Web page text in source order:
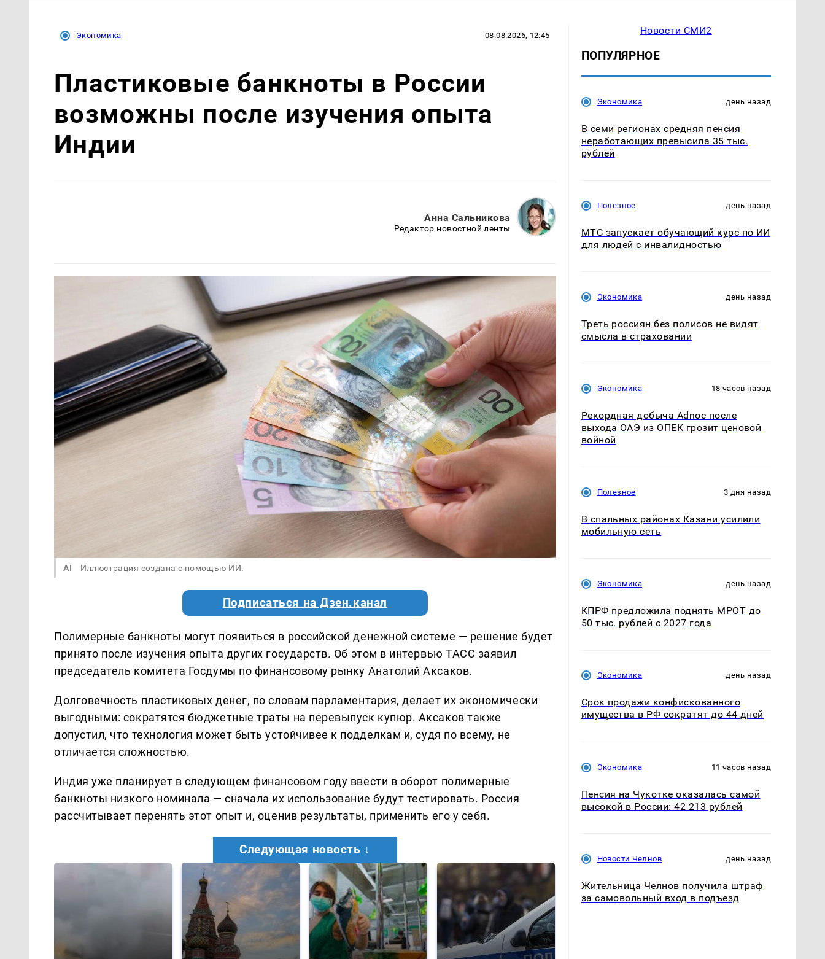
Экономика 08.08.2026, 12:45
Пластиковые банкноты в России
возможны после изучения опыта
Индии
Анна Сальникова
Редактор новостной ленты
AI Иллюстрация создана с помощью ИИ.
Подписаться на Дзен.канал
Полимерные банкноты могут появиться в российской денежной системе — решение будет
принято после изучения опыта других государств. Об этом в интервью ТАСС заявил
председатель комитета Госдумы по финансовому рынку Анатолий Аксаков.
Долговечность пластиковых денег, по словам парламентария, делает их экономически
выгодными: сократятся бюджетные траты на перевыпуск купюр. Аксаков также
допустил, что технология может быть устойчивее к подделкам и, судя по всему, не
отличается сложностью.
Индия уже планирует в следующем финансовом году ввести в оборот полимерные
банкноты низкого номинала — сначала их использование будут тестировать. Россия
рассчитывает перенять этот опыт и, оценив результаты, применить его у себя.
Следующая новость ↓
Новости СМИ2
ПОПУЛЯРНОЕ
Экономика день назад
В семи регионах средняя пенсия
неработающих превысила 35 тыс.
рублей
Полезное день назад
МТС запускает обучающий курс по ИИ
для людей с инвалидностью
Экономика день назад
Треть россиян без полисов не видят
смысла в страховании
Экономика 18 часов назад
Рекордная добыча Adnoc после
выхода ОАЭ из ОПЕК грозит ценовой
войной
Полезное 3 дня назад
В спальных районах Казани усилили
мобильную сеть
Экономика день назад
КПРФ предложила поднять МРОТ до
50 тыс. рублей с 2027 года
Экономика день назад
Срок продажи конфискованного
имущества в РФ сократят до 44 дней
Экономика 11 часов назад
Пенсия на Чукотке оказалась самой
высокой в России: 42 213 рублей
Новости Челнов день назад
Жительница Челнов получила штраф
за самовольный вход в подъезд